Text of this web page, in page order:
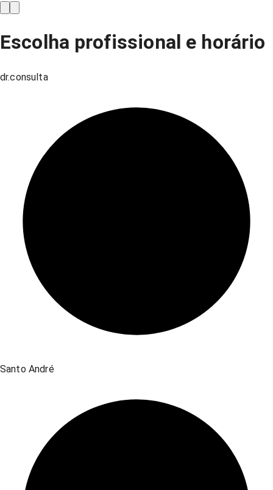
Escolha profissional e horário
dr.consulta
Santo André